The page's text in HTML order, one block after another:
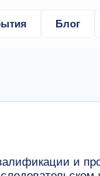
Блог
и